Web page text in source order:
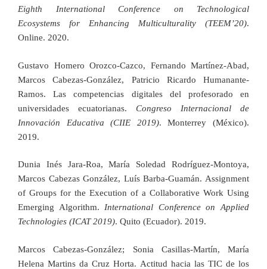
Eighth International Conference on Technological
Ecosystems for Enhancing Multiculturality (TEEM’20).
Online. 2020.
Gustavo Homero Orozco-Cazco, Fernando Martínez-Abad,
Marcos Cabezas-González, Patricio Ricardo Humanante-
Ramos. Las competencias digitales del profesorado en
universidades ecuatorianas. Congreso Internacional de
Innovación Educativa (CIIE 2019). Monterrey (México).
2019.
Dunia Inés Jara-Roa, María Soledad Rodríguez-Montoya,
Marcos Cabezas González, Luís Barba-Guamán. Assignment
of Groups for the Execution of a Collaborative Work Using
Emerging Algorithm. International Conference on Applied
Technologies (ICAT 2019). Quito (Ecuador). 2019.
Marcos Cabezas-González; Sonia Casillas-Martín, María
Helena Martins da Cruz Horta. Actitud hacia las TIC de los